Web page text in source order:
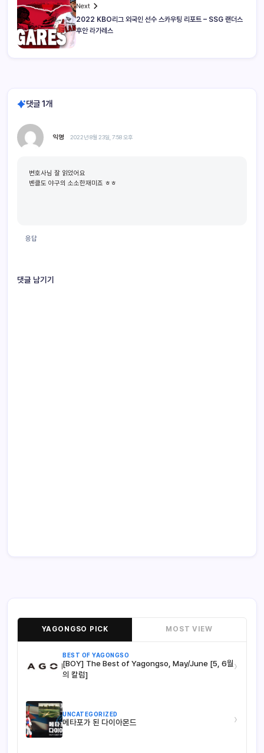
Next
2022 KBO리그 외국인 선수 스카우팅 리포트 – SSG 랜더스
후안 라가레스
댓글 1개
익명 2022년 8월 23일, 7:58 오후
변호사님 잘 읽었어요
벤클도 야구의 소소한재미죠 ㅎㅎ
응답
댓글 남기기
YAGONGSO PICK MOST VIEW
BEST OF YAGONGSO
[BOY] The Best of Yagongso, May/June [5, 6월
의 칼럼]
›
UNCATEGORIZED
메타포가 된 다이아몬드 ›